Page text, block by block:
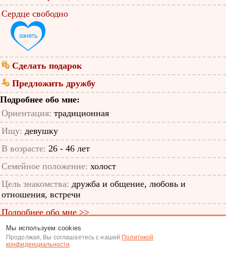
Сердце свободно
Сделать подарок
Предложить дружбу
Подробнее обо мне:
Ориентация: традиционная
Ищу: девушку
В возрасте: 26 - 46 лет
Семейное положение: холост
Цель знакомства: дружба и общение, любовь и
отношения, встречи
Подробнее обо мне >>
ID анкеты: 11930828
Знакомства|Поиск анкет
Мы используем cookies
Продолжая, Вы соглашаетесь с нашей Политикой
конфиденциальности.